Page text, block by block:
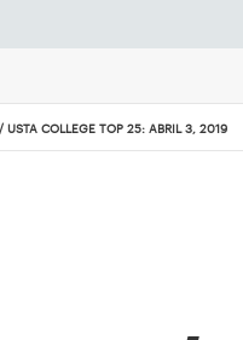
USTA COLLEGE TOP 25: ABRIL 3, 2019